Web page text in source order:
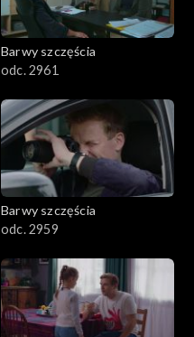
Barwy szczęścia
odc. 2961
Barwy szczęścia
odc. 2959